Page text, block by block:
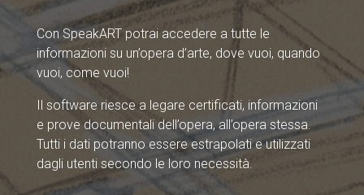
Con SpeakART potrai accedere a tutte le
informazioni su un’opera d’arte, dove vuoi, quando
vuoi, come vuoi!
Il software riesce a legare certificati, informazioni
e prove documentali dell’opera, all’opera stessa.
Tutti i dati potranno essere estrapolati e utilizzati
dagli utenti secondo le loro necessità.